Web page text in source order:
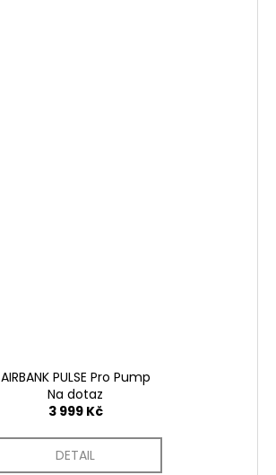
AIRBANK PULSE Pro Pump
Na dotaz
3 999 Kč
DETAIL